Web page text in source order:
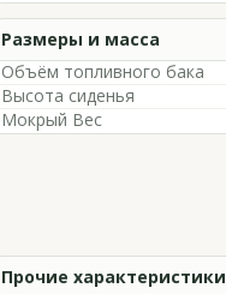
Размеры и масса
Объём топливного бака
Высота сиденья
Мокрый Вес
Прочие характеристики